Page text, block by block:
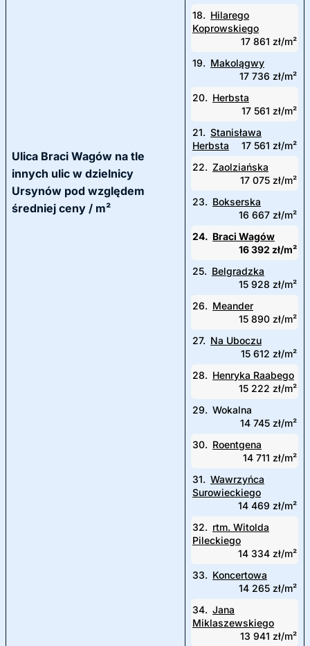
Ulica Braci Wagów na tle
innych ulic w dzielnicy
Ursynów pod względem
średniej ceny / m²
18. Hilarego
Koprowskiego
17 861 zł/m²
19. Makolągwy
17 736 zł/m²
20. Herbsta
17 561 zł/m²
21. Stanisława
Herbsta
17 561 zł/m²
22. Zaolziańska
17 075 zł/m²
23. Bokserska
16 667 zł/m²
24. Braci Wagów
16 392 zł/m²
25. Belgradzka
15 928 zł/m²
26. Meander
15 890 zł/m²
27. Na Uboczu
15 612 zł/m²
28. Henryka Raabego
15 222 zł/m²
29. Wokalna
14 745 zł/m²
30. Roentgena
14 711 zł/m²
31. Wawrzyńca
Surowieckiego
14 469 zł/m²
32. rtm. Witolda
Pileckiego
14 334 zł/m²
33. Koncertowa
14 265 zł/m²
34. Jana
Miklaszewskiego
13 941 zł/m²